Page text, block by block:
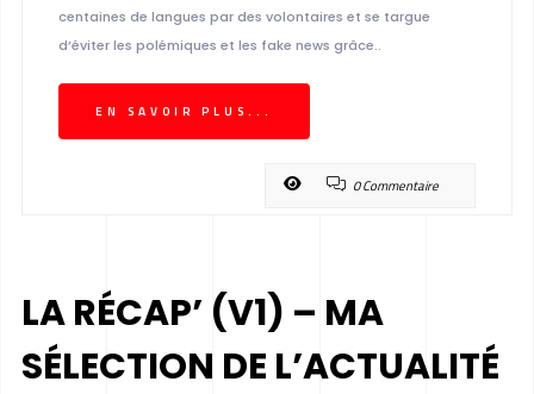
centaines de langues par des volontaires et se targue
d’éviter les polémiques et les fake news grâce..
EN SAVOIR PLUS...
0 Commentaire
LA RÉCAP’ (V1) – MA
SÉLECTION DE L’ACTUALITÉ